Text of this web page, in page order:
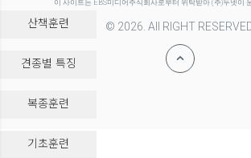
산책훈련
견종별 특징
복종훈련
기초훈련
이 사이트는 EBS미디어주식회사로부터 위탁받아 (주)두넷이
© 2026. All RIGHT